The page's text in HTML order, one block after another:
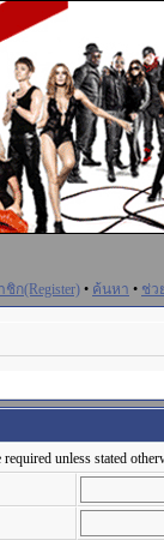
ก(Register) • ค้นหา • ช่ว
unless stated